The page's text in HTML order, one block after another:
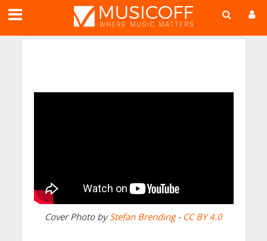
Cover Photo byStefan Brending- CC BY 4.0